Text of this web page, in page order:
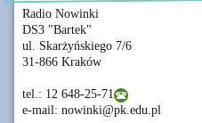
Radio Nowinki
DS3 "Bartek"
ul. Skarżyńskiego 7/6
31-866 Kraków
tel.: 12 648-25-71
e-mail: nowinki@pk.edu.pl